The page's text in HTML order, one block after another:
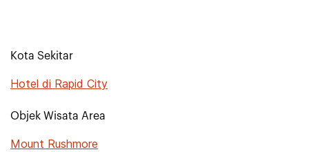
Kota Sekitar
Hotel di Rapid City
Objek Wisata Area
Mount Rushmore